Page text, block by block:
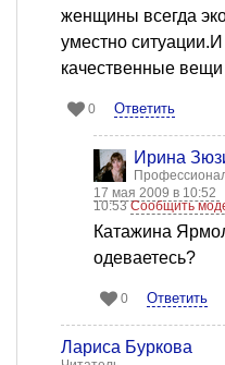
женщины всегда
уместно
качественные вещи
0 Ответить
Ирина
17 мая 2009 в 10:52
10:53Сообщить
Катажина
одеваетесь?
0 Ответить
Лариса Буркова